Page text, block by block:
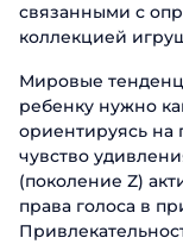
связанными с
коллекцией
Мировые
ребенку нужно
ориентируясь на
чувство
(поколение Z)
права голоса в